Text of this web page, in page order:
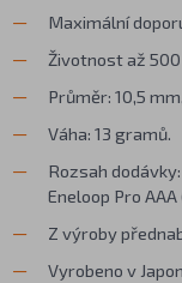
Maximální
Životnost až
Průměr: 10,5
Váha: 13 gramů.
Rozsah
Eneloop Pro
Z výroby
Vyrobeno v